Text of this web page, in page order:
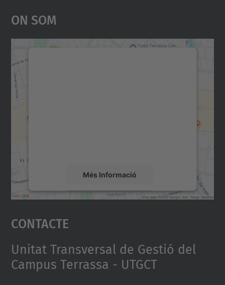
On Som
Més Informació
Accepta
powered by
Contacte
Unitat Transversal de Gestió del
Campus Terrassa - UTGCT